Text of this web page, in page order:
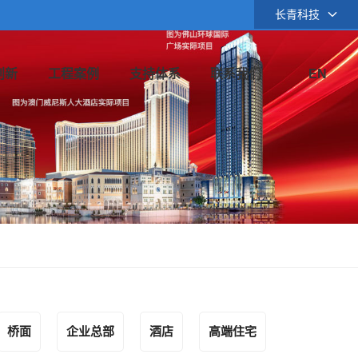
长青科技
新 工程案例 支持体系 联系我们 EN
桥面 企业总部 酒店 高端住宅